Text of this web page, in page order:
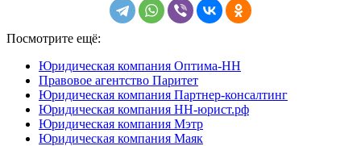
Посмотрите ещё:
Юридическая компания Оптима-НН
Правовое агентство Паритет
Юридическая компания Партнер-консалтинг
Юридическая компания НН-юрист.рф
Юридическая компания Мэтр
Юридическая компания Маяк